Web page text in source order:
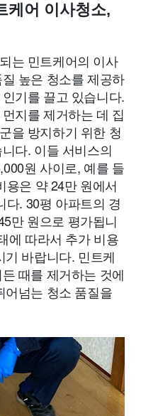
케어 이사청소,
는 민트케어의 이사
높은 청소를 제공하
기를 끌고 있습니다.
지를 제거하는 데 집
을 방지하기 위한 청
다. 이들 서비스의
원 사이로, 예를 들
용은 약 24만 원에서
다. 30평 아파트의 경
만 원으로 평가됩니
에 따라서 추가 비용
바랍니다. 민트케
때를 제거하는 것에
어넘는 청소 품질을